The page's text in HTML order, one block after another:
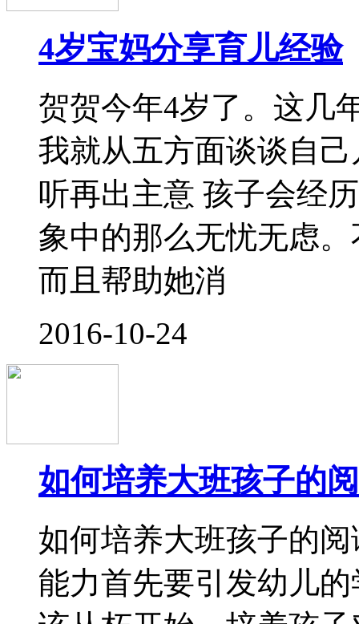
的故事入手，先给孩
猜好听的故事
2016-10-24
很受益的6个安全故事
很受益的6个安全故事
独角兽和啦啦的故事
独角兽，他问独角兽
啦啦。 独角兽笑了笑
2016-10-21
幼儿不宜过早学习的
很多爸爸妈妈都希望
以在早教中心报了很